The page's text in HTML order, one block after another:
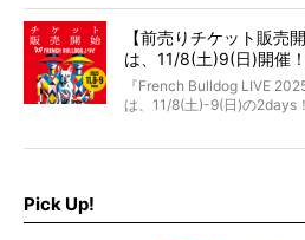
day1の司会はフレブルラ
ェスには世代ど真ん中の
に豪華なラインナップ。
北は北海道、南は鹿児島県
グが一堂に会した「フレブ
【前売りチケット販売
は、11/8(土)9(日)開催
マソング制作も決定
『French Bulldog LIVE
は、11/8(土)-9(日)の2days！
お得な前売りチケット、
Pick Up!